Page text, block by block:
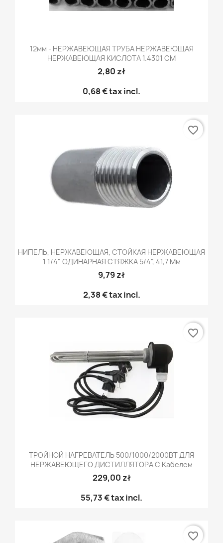
12мм - НЕРЖАВЕЮЩАЯ ТРУБА НЕРЖАВЕЮЩАЯ
НЕРЖАВЕЮЩАЯ КИСЛОТА 1.4301 CM
2,80 zł
0,68 €tax incl.
НИПЕЛЬ, НЕРЖАВЕЮЩАЯ, СТОЙКАЯ НЕРЖАВЕЮЩАЯ
1 1/4" ОДИНАРНАЯ СТЯЖКА 5/4", 41,7 Мм
9,79 zł
2,38 €tax incl.
favorite_border
ТРОЙНОЙ НАГРЕВАТЕЛЬ 500/1000/2000ВТ ДЛЯ
НЕРЖАВЕЮЩЕГО ДИСТИЛЛЯТОРА С Кабелем
229,00 zł
55,73 €tax incl.
favorite_border
favorite_border